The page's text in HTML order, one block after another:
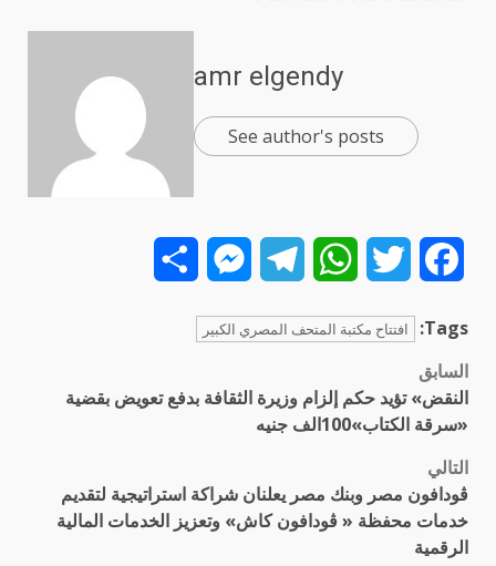
amr elgendy
See author's posts
Facebook
Twitter
WhatsApp
Telegram
Messenger
Tags: افتتاح مكتبة المتحف المصري الكبير
تصفّح
المقالات
السابق
النقض» تؤيد حكم إلزام وزيرة الثقافة بدفع تعويض بقضية
«سرقة الكتاب»100الف جنيه
التالي
ڤودافون مصر وبنك مصر يعلنان شراكة استراتيجية لتقديم
خدمات محفظة « ڤودافون كاش» وتعزيز الخدمات المالية
الرقمية